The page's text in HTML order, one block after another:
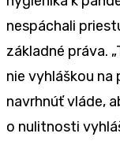
nespáchali
základné práva.
nie vyhláškou na
navrhnúť vláde,
o nulitnosti